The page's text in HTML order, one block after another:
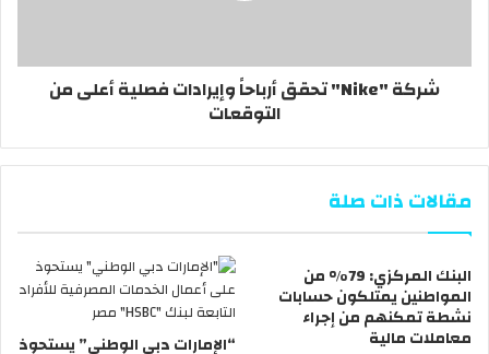
شركة ‏"Nike‏" تحقق أرباحاً وإيرادات فصلية أعلى من
التوقعات
مقالات ذات صلة
البنك المركزي: 79% من
المواطنين يمتلكون حسابات
نشطة تمكنهم من إجراء
معاملات مالية “الإمارات دبي الوطني” يستحوذ